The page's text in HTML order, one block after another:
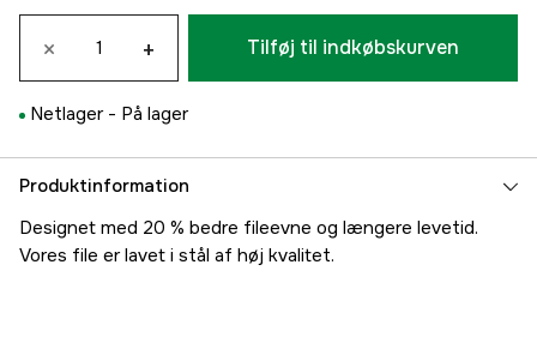
× + Tilføj til indkøbskurven
Netlager - På lager
Produktinformation
Designet med 20 % bedre fileevne og længere levetid.
Vores file er lavet i stål af høj kvalitet.